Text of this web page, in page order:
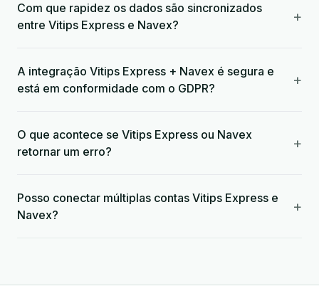
Com que rapidez os dados são sincronizados
entre Vitips Express e Navex?
+
A integração Vitips Express + Navex é segura e
está em conformidade com o GDPR?
+
O que acontece se Vitips Express ou Navex
retornar um erro?
+
Posso conectar múltiplas contas Vitips Express e
Navex?
+